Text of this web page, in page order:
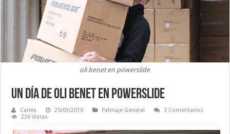
oli benet en powerslide
Un día de Oli Benet en Powerslide
Carles 25/03/2010 Patinaje General
3 Comentarios
226 Vistas